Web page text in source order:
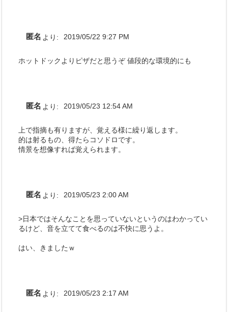
匿名 より: 2019/05/22 9:27 PM
ホットドックよりピザだと思うぞ 値段的な環境的にも
匿名 より: 2019/05/23 12:54 AM
上で指摘も有りますが、覚える様に繰り返します。
的は射るもの、得たらコソドロです。
情景を想像すれば覚えられます。
匿名 より: 2019/05/23 2:00 AM
>日本ではそんなことを思っていないというのはわかってい
るけど、音を立てて食べるのは不快に思うよ。
はい、きましたｗ
匿名 より: 2019/05/23 2:17 AM